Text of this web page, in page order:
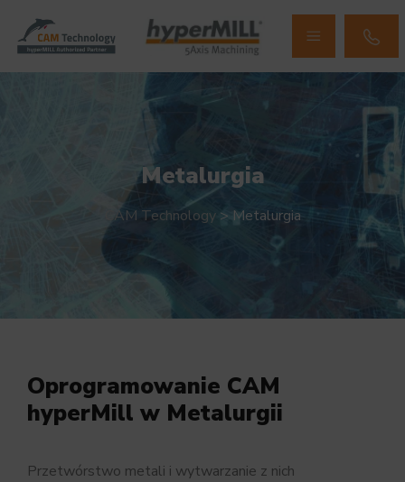
Metalurgia
CAM Technology> Metalurgia
Oprogramowanie CAM
hyperMill w Metalurgii
Przetwórstwo metali i wytwarzanie z nich